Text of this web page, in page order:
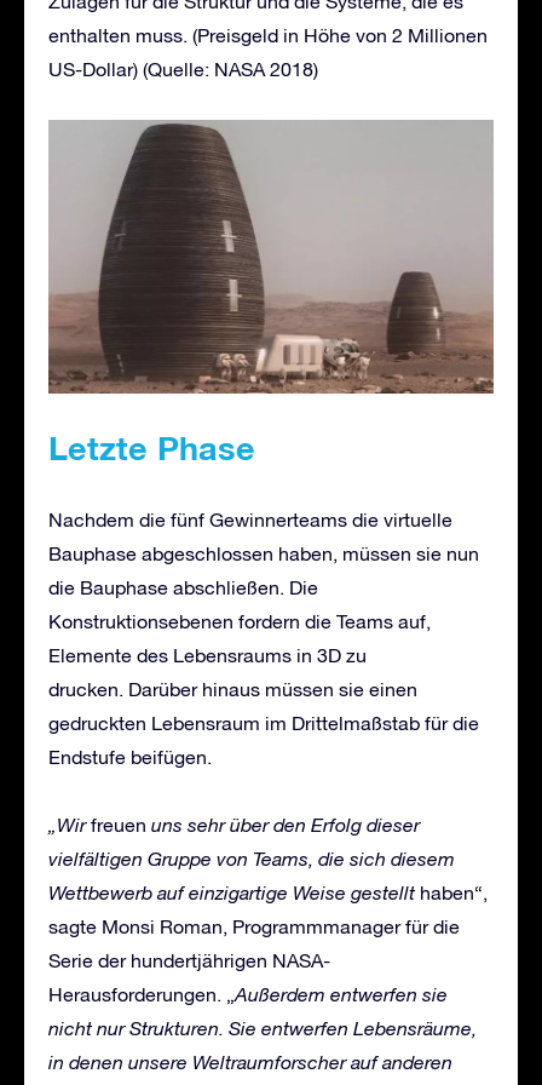
enthalten muss. (Preisgeld in Höhe von 2 Millionen
US-Dollar) (Quelle: NASA 2018)
Letzte Phase
Nachdem die fünf Gewinnerteams die virtuelle
Bauphase abgeschlossen haben, müssen sie nun
die Bauphase abschließen. Die
Konstruktionsebenen fordern die Teams auf,
Elemente des Lebensraums in 3D zu
drucken. Darüber hinaus müssen sie einen
gedruckten Lebensraum im Drittelmaßstab für die
Endstufe beifügen.
„Wirfreuen uns sehr über den Erfolg dieser
vielfältigen Gruppe von Teams, die sich diesem
Wettbewerb auf einzigartige Weise gestellt haben“,
sagte Monsi Roman, Programmmanager für die
Serie der hundertjährigen NASA-
Herausforderungen. „Außerdem entwerfen sie
nicht nur Strukturen. Sie entwerfen Lebensräume,
in denen unsere Weltraumforscher auf anderen